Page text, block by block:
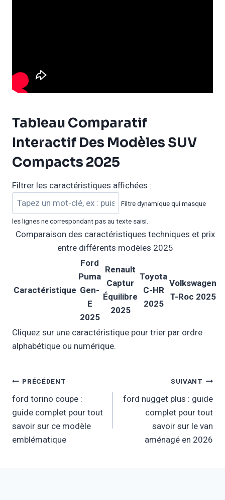
Tableau Comparatif
Interactif Des Modèles SUV
Compacts 2025
Filtrer les caractéristiques affichées :
Filtre dynamique qui masque
les lignes ne correspondant pas au texte saisi.
Comparaison des caractéristiques techniques et prix
entre différents modèles 2025
Caractéristique
Ford
Puma
Gen-
E
2025
Renault
Captur
Équilibre
2025
Toyota
C-HR
2025
Volkswagen
T-Roc 2025
Cliquez sur une caractéristique pour trier par ordre
alphabétique ou numérique.
Navigation
De
L’article
PRÉCÉDENT
ford torino coupe :
guide complet pour tout
savoir sur ce modèle
emblématique
SUIVANT
ford nugget plus : guide
complet pour tout
savoir sur le van
aménagé en 2026